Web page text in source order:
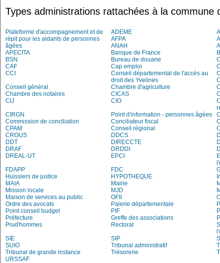
Types administrations rattachées à la commune
Plateforme d'accompagnement et de
répit pour les aidants de personnes
âgées
ADEME
AFPA
ANAH
APECITA
Banque de France
BSN
Bureau de douane
CAF
Cap emploi
CCI
Conseil départemental de l'accès au
droit des Yvelines
Conseil général
Chambre d'agriculture
Chambre des notaires
CICAS
CIJ
CIO
CIRGN
Point d'information - personnes âgées
Commission de conciliation
Conciliateur fiscal
CPAM
Conseil régional
CROUS
DDCS
DDT
DIRECCTE
DRAF
DRDDI
DREAL-UT
EPCI
FDAPP
FDC
Huissiers de justice
HYPOTHEQUE
MAIA
Mairie
Mission locale
MJD
Maison de services au public
OFII
Ordre des avocats
Paierie départementale
Point conseil budget
PIF
Préfecture
Greffe des associations
Prud'hommes
Rectorat
SIE
SIP
SUIO
Tribunal administratif
Tribunal de grande instance
Trésorerie
URSSAF